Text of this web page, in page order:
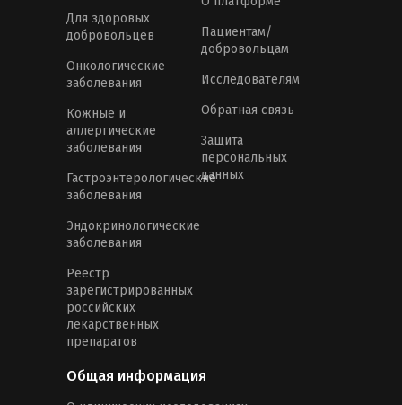
Для здоровых
добровольцев
Онкологические
заболевания
Кожные и
аллергические
заболевания
Гастроэнтерологические
заболевания
Эндокринологические
заболевания
Реестр
зарегистрированных
российских
лекарственных
препаратов
Пациентам/
добровольцам
Исследователям
Обратная связь
Защита
персональных
данных
Общая информация